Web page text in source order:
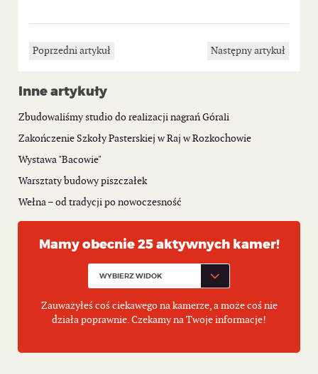
Poprzedni artykuł Następny artykuł
Inne artykuły
Zbudowaliśmy studio do realizacji nagrań Górali
Zakończenie Szkoły Pasterskiej w Raj w Rozkochowie
Wystawa "Bacowie"
Warsztaty budowy piszczałek
Wełna – od tradycji po nowoczesność
Mamy obecnie 25 aktywnych kamer!
Zauważyłeś coś ciekawego na kamerze, a może coś nie
działa poprawnie. Czekamy na Twoje informacje!